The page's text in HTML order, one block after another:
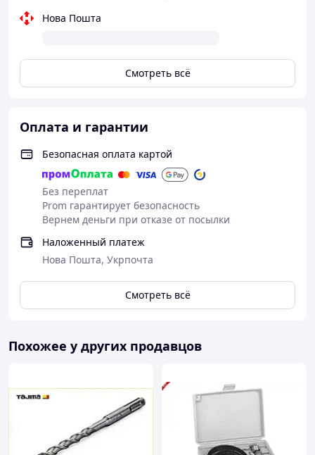
Нова Пошта
Смотреть всё
Оплата и гарантии
Безопасная оплата картой
Без переплат
Prom гарантирует безопасность
Вернем деньги при отказе от посылки
Наложенный платеж
Нова Пошта, Укрпочта
Смотреть всё
Похожее у других продавцов